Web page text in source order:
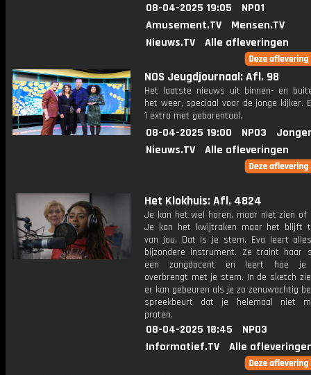
08-04-2025 19:05
NPO1
Amusement.TV
Mensen.TV
Nieuws.TV
Alle afleveringen
NOS Jeugdjournaal: Afl. 98
Het laatste nieuws uit binnen- en
het weer, speciaal voor de jonge kijker.
1 extra met gebarentaal.
08-04-2025 19:00 NPO3
Nieuws.TV
Alle afleveringen
Het Klokhuis: Afl. 4824
Je kan het wel horen, maar niet zien of
Je kan het kwijtraken maar het blijft
van jou. Dat is je stem. Eva leert
bijzondere instrument. Ze traint haar
een zangdocent en leert hoe je
overbrengt met je stem. In de sketch
er kan gebeuren als je zo zenuwachtig
spreekbeurt dat je helemaal niet
praten.
08-04-2025 18:45
NPO3
Informatief.TV
Alle